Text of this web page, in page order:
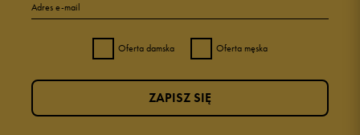
Adres e-mail
Oferta damska Oferta męska
ZAPISZ SIĘ